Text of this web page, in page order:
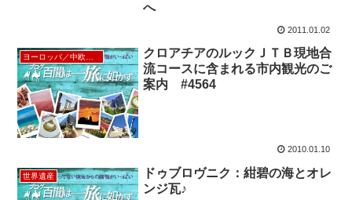
へ
2011.01.02
クロアチアのルックＪＴＢ現地合
流コースに含まれる市内観光のご
案内 #4564
2010.01.10
世界遺産
ドゥブロヴニク：紺碧の海とオレ
ンジ瓦♪